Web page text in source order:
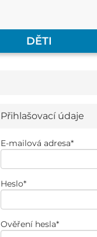
DĚTI
Přihlašovací údaje
E-mailová adresa*
Heslo*
Ověření hesla*